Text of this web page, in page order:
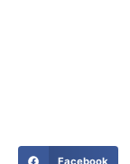
Facebook